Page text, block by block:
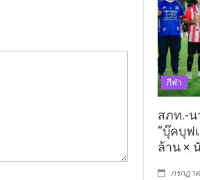
กีฬา
สภท.-น
“บุ๊คบุฟ
ล้าน ×
กรกฎา